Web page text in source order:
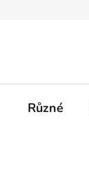
Různé